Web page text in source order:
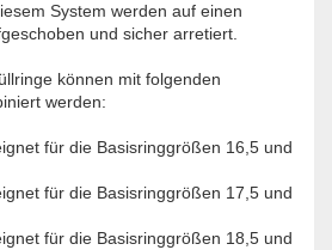
System werden auf einen
und sicher arretiert.
können mit folgenden
werden:
für die Basisringgrößen 16,5 und
für die Basisringgrößen 17,5 und
für die Basisringgrößen 18,5 und